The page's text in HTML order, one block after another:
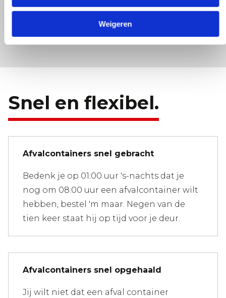
Weigeren
BEKIJK ALLE VRAGEN & ANTWOORDEN
Snel en flexibel.
Afvalcontainers snel gebracht
Bedenk je op 01:00 uur 's-nachts dat je
nog om 08:00 uur een afvalcontainer wilt
hebben, bestel 'm maar. Negen van de
tien keer staat hij op tijd voor je deur.
Afvalcontainers snel opgehaald
Jij wilt niet dat een afval container